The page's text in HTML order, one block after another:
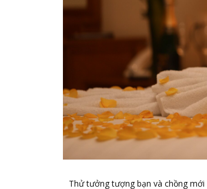
Thử tưởng tượng bạn và chồng